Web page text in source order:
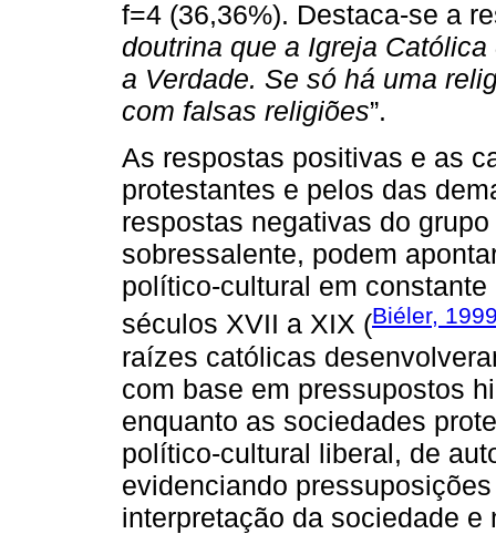
f=4 (36,36%). Destaca-se a
doutrina que a Igreja
a Verdade. Se só há uma
com falsas religiões”.
As respostas positivas e as
protestantes e pelos das
respostas negativas do
sobressalente, podem
político-cultural em
séculos XVII a XIX (Biéler,
raízes católicas
com base em pressupostos
enquanto as sociedades
político-cultural liberal, de
evidenciando
interpretação da sociedade